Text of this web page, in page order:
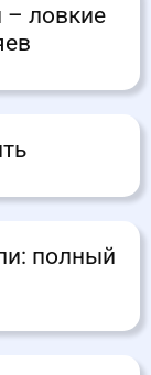
– ловкие
полный